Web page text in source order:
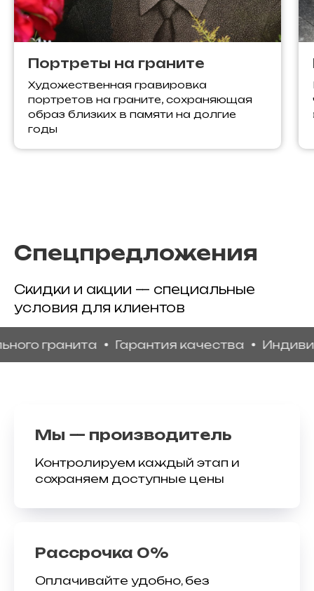
Портреты на граните
Художественная гравировка
портретов на граните, сохраняющая
образ близких в памяти на долгие
годы
Спецпредложения
Скидки и акции — специальные
условия для клиентов
Гарантия качества
Мы — производитель
Контролируем каждый этап и
сохраняем доступные цены
Рассрочка 0%
Оплачивайте удобно, без